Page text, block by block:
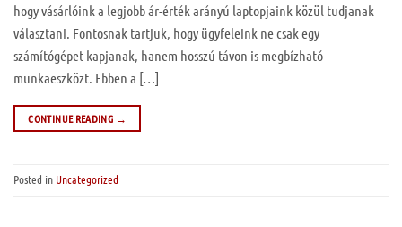
hogy vásárlóink a legjobb ár-érték arányú laptopjaink közül tudjanak
választani. Fontosnak tartjuk, hogy ügyfeleink ne csak egy
számítógépet kapjanak, hanem hosszú távon is megbízható
munkaeszközt. Ebben a […]
CONTINUE READING →
Posted in Uncategorized